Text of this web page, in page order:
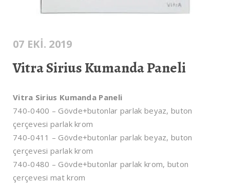
07 EKI. 2019
Vitra Sirius Kumanda Paneli
Vitra Sirius Kumanda Paneli
740-0400 – Gövde+butonlar parlak beyaz, buton
çerçevesi parlak krom
740-0411 – Gövde+butonlar parlak beyaz, buton
çerçevesi parlak krom
740-0480 – Gövde+butonlar parlak krom, buton
çerçevesi mat krom